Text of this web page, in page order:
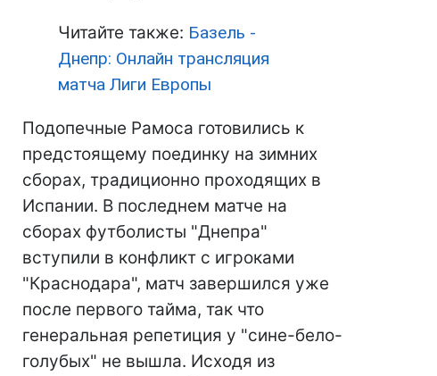
Читайте также: Базель -
Днепр: Онлайн трансляция
матча Лиги Европы
Подопечные Рамоса готовились к
предстоящему поединку на зимних
сборах, традиционно проходящих в
Испании. В последнем матче на
сборах футболисты "Днепра"
вступили в конфликт с игроками
"Краснодара", матч завершился уже
после первого тайма, так что
генеральная репетиция у "сине-бело-
голубых" не вышла. Исходя из